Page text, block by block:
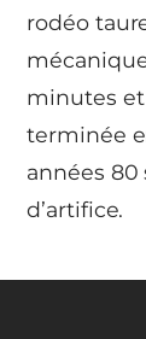
rodéo
minutes et
terminée
années 80
d’artifice.